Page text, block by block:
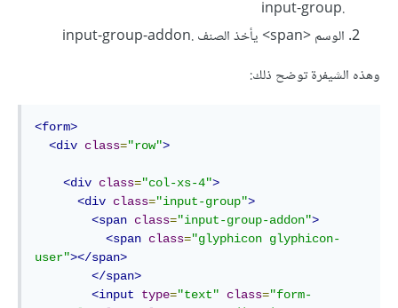
.input-group
الوسم <span> يأخذ الصنف .input-group-addon
وهذه الشيفرة توضح ذلك:
<form>
<div class="row">
<div class="col-xs-4">
<div class="input-group">
<span class="input-group-addon">
<span class="glyphicon glyphicon-
user"></span>
</span>
<input
type="text" class="form-